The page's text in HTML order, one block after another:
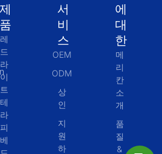
제
품
레
드
라
이
트
테
라
피
베
서
비
스
OEM
ODM
상
인
지
원
하
에
대
한
메
리
칸
소
개
품
질
&